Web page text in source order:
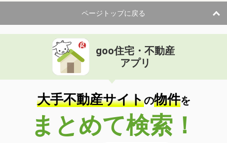
ページトップに戻る
goo住宅・不動産
アプリ
大手不動産サイトの物件を
まとめて検索！